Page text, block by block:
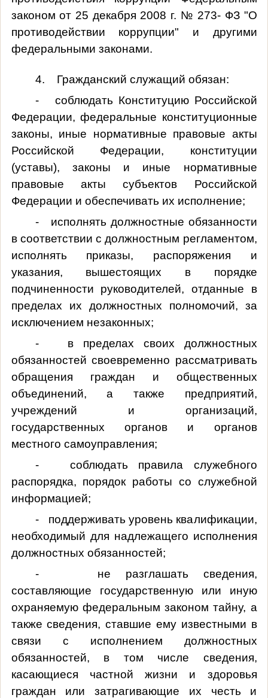
законом от 25 декабря 2008 г. № 273- ФЗ "О
противодействии коррупции" и другими
федеральными законами.
4. Гражданский служащий обязан:
- соблюдать Конституцию Российской
Федерации, федеральные конституционные
законы, иные нормативные правовые акты
Российской Федерации, конституции
(уставы), законы и иные нормативные
правовые акты субъектов Российской
Федерации и обеспечивать их исполнение;
- исполнять должностные обязанности
в соответствии с должностным регламентом,
исполнять приказы, распоряжения и
указания, вышестоящих в порядке
подчиненности руководителей, отданные в
пределах их должностных полномочий, за
исключением незаконных;
- в пределах своих должностных
обязанностей своевременно рассматривать
обращения граждан и общественных
объединений, а также предприятий,
учреждений и организаций,
государственных органов и органов
местного самоуправления;
- соблюдать правила служебного
распорядка, порядок работы со служебной
информацией;
- поддерживать уровень квалификации,
необходимый для надлежащего исполнения
должностных обязанностей;
- не разглашать сведения,
составляющие государственную или иную
охраняемую федеральным законом тайну, а
также сведения, ставшие ему известными в
связи с исполнением должностных
обязанностей, в том числе сведения,
касающиеся частной жизни и здоровья
граждан или затрагивающие их честь и